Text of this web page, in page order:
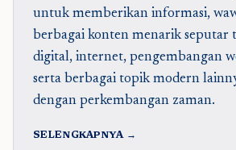
untuk memberikan informasi,
berbagai konten menarik seputar
digital, internet, pengembangan
serta berbagai topik modern
dengan perkembangan zaman.
SELENGKAPNYA →